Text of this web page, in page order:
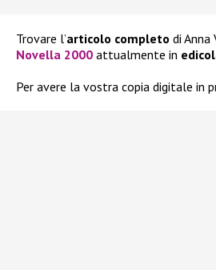
Trovare l’articolo completo di Anna
Novella 2000 attualmente in
Per avere la vostra copia digitale in